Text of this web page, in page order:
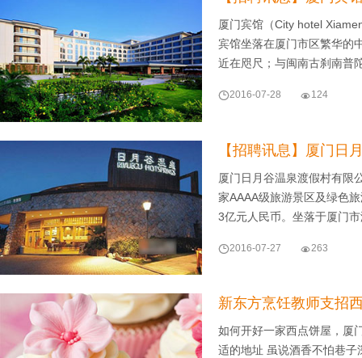
厦门宾馆（City hotel
宾馆坐落在厦门市区繁华的
近在咫尺；与闽南古刹南
2016-07-28 124
【招聘讯息】厦门日
厦门日月谷温泉渡假村有限
家AAAA级旅游景区及绿色
3亿元人民币。坐落于厦门
2016-07-27 263
新东方烹饪教师支招
如何开好一家西点饼屋，厦
适的地址 虽说酒香不怕巷